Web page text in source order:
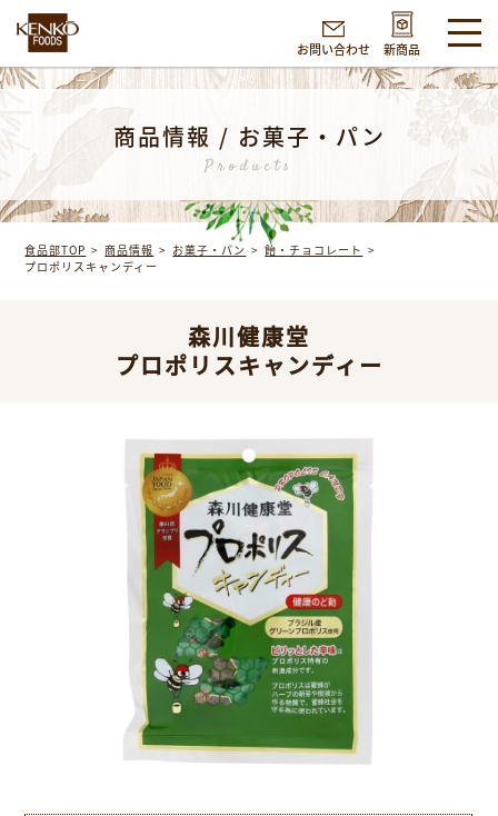
お問い合わせ 新商品
商品情報 / お菓子・パン
Products
食品部TOP 商品情報 お菓子・パン
飴・チョコレート
プロポリスキャンディー
森川健康堂
プロポリスキャンディー